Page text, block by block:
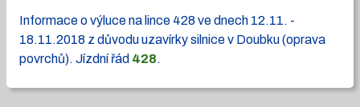
Informace o výluce na lince 428 ve dnech 12.11. -
18.11.2018 z důvodu uzavírky silnice v Doubku (oprava
povrchů). Jízdní řád 428.